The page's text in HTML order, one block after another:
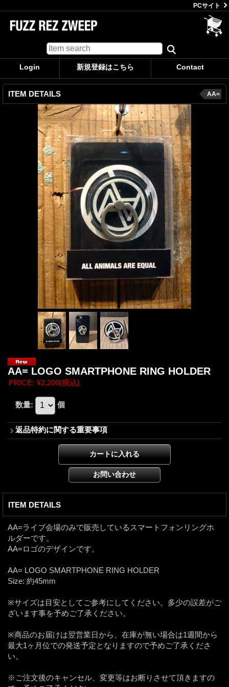
PCサイト
Login 新規登録はこちら Contact
ITEM DETAILS AA=
AA= LOGO SMARTPHONE RING HOLDER
PRICE: ¥2,200(税込)
数量: 個
返品特約に関する重要事項
ITEM DETAILS
AA=ライブ会場のみで販売しているスマートフォンリングホ
ルダーです。
AA=ロゴのデザインです。
AA= LOGO SMARTPHONE RING HOLDER
Size: 約45mm
※サイズは目安としてご参考にしてください。多少の誤差がご
ざいます事を予めご了承ください。
※商品のお届けは翌営業日から、在庫が無い場合は1週間から
最大1ヶ月位での発送予定となりますので予めご了承くださ
い。
※ご注文後のキャンセル、変更等はお断りさせて頂きますの